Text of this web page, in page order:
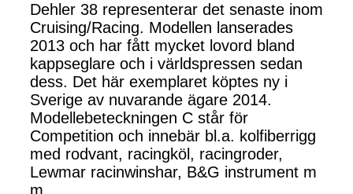
Dehler 38 representerar det senaste inom
Cruising/Racing. Modellen lanserades
2013 och har fått mycket lovord bland
kappseglare och i världspressen sedan
dess. Det här exemplaret köptes ny i
Sverige av nuvarande ägare 2014.
Modellebeteckningen C står för
Competition och innebär bl.a. kolfiberrigg
med rodvant, racingköl, racingroder,
Lewmar racinwinshar, B&G instrument m
m.